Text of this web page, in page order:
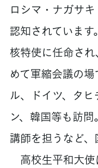
ロシマ・ナガサキ
認知されています
核特使に任命さ
めて軍縮会議の
ル、ドイツ、タ
ン、韓国等も訪
講師を担うなど、
高校生平和大使